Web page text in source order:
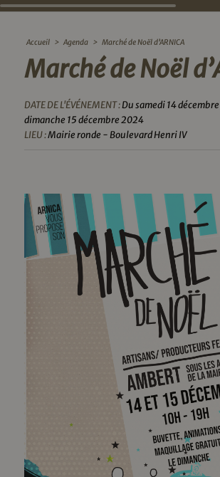
Accueil > Agenda > Marché de Noël d’ARNICA
Marché de Noël
DATE DE L'ÉVÉNEMENT :Du samedi 14
dimanche 15 décembre 2024
LIEU :Mairie ronde - Boulevard Henri IV